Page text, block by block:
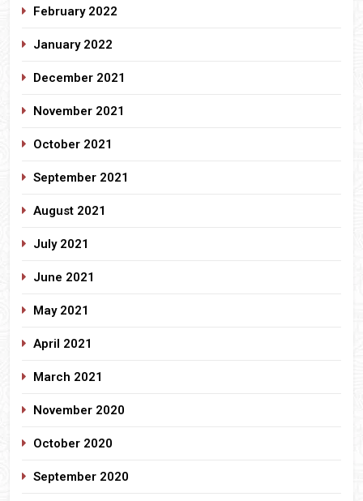
February 2022
January 2022
December 2021
November 2021
October 2021
September 2021
August 2021
July 2021
June 2021
May 2021
April 2021
March 2021
November 2020
October 2020
September 2020